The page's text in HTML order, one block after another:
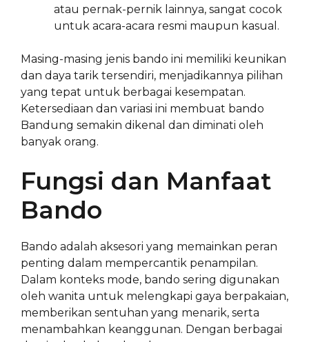
atau pernak-pernik lainnya, sangat cocok
untuk acara-acara resmi maupun kasual.
Masing-masing jenis bando ini memiliki keunikan
dan daya tarik tersendiri, menjadikannya pilihan
yang tepat untuk berbagai kesempatan.
Ketersediaan dan variasi ini membuat bando
Bandung semakin dikenal dan diminati oleh
banyak orang.
Fungsi dan Manfaat
Bando
Bando adalah aksesori yang memainkan peran
penting dalam mempercantik penampilan.
Dalam konteks mode, bando sering digunakan
oleh wanita untuk melengkapi gaya berpakaian,
memberikan sentuhan yang menarik, serta
menambahkan keanggunan. Dengan berbagai